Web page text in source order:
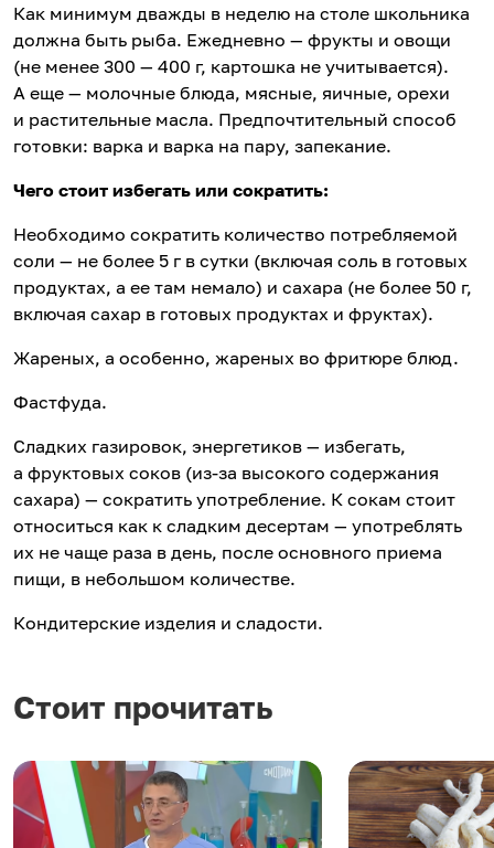
Как минимум дважды в неделю на столе школьника
должна быть рыба. Ежедневно — фрукты и овощи
(не менее 300 — 400 г, картошка не учитывается).
А еще — молочные блюда, мясные, яичные, орехи
и растительные масла. Предпочтительный способ
готовки: варка и варка на пару, запекание.
Чего стоит избегать или сократить:
Необходимо сократить количество потребляемой
соли — не более 5 г в сутки (включая соль в готовых
продуктах, а ее там немало) и сахара (не более 50 г,
включая сахар в готовых продуктах и фруктах).
Жареных, а особенно, жареных во фритюре блюд.
Фастфуда.
Сладких газировок, энергетиков — избегать,
а фруктовых соков (из-за высокого содержания
сахара) — сократить употребление. К сокам стоит
относиться как к сладким десертам — употреблять
их не чаще раза в день, после основного приема
пищи, в небольшом количестве.
Кондитерские изделия и сладости.
Стоит прочитать